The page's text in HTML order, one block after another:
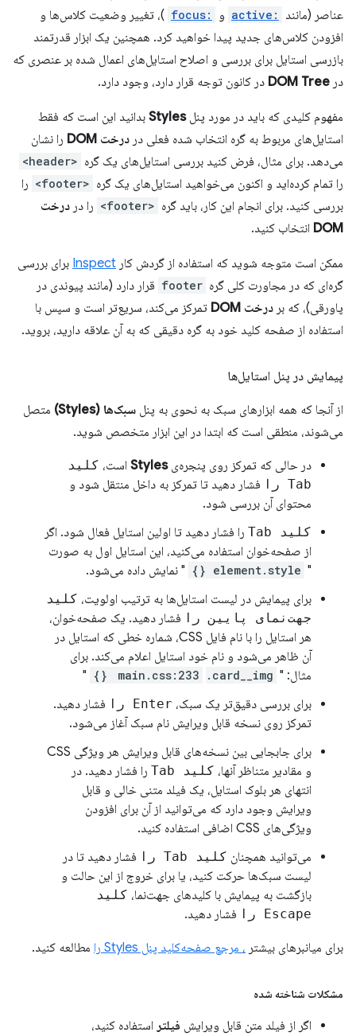
عناصر (مانند
:active و :focus
)، تغییر وضعیت کلاس‌ها و
افزودن کلاس‌های جدید پیدا خواهید کرد. همچنین یک ابزار قدرتمند
بازرسی استایل برای بررسی و اصلاح استایل‌های اعمال شده بر عنصری که
در DOM Tree در کانون توجه قرار دارد، وجود دارد.
مفهوم کلیدی که باید در مورد پنلStyles بدانید این است که فقط
استایل‌های مربوط به گره انتخاب شده فعلی در درخت DOM
را نشان
می‌دهد. برای مثال، فرض کنید بررسی استایل‌های یک گره <header>
را تمام کرده‌اید و اکنون می‌خواهید استایل‌های یک گره <footer>
را
بررسی کنید. برای انجام این کار، باید گره <footer> را در درخت
DOM انتخاب کنید.
ممکن است متوجه شوید که استفاده از گردش کار Inspect برای بررسی
گره‌ای که در مجاورت کلی گره footer قرار دارد (مانند پیوندی در
پاورقی)، که بر درخت DOM
تمرکز می‌کند، سریع‌تر است و سپس با
استفاده از صفحه کلید خود به گره دقیقی که به آن علاقه دارید، بروید.
پیمایش در پنل استایل‌ها
از آنجا که همه ابزارهای سبک به نحوی به پنل سبک‌ها (Styles)
متصل
می‌شوند، منطقی است که ابتدا در این ابزار متخصص شوید.
در حالی که تمرکز روی پنجره‌یStyles است، کلید
Tab را
فشار دهید تا تمرکز به داخل منتقل شود و
محتوای آن بررسی شود.
کلید Tab
را فشار دهید تا اولین استایل فعال شود. اگر
از صفحه‌خوان استفاده می‌کنید، این استایل اول به صورت
"
element.style {}
" نمایش داده می‌شود.
برای پیمایش در لیست استایل‌ها به ترتیب اولویت، کلید
جهت‌نمای پایین را فشار دهید. یک صفحه‌خوان،
هر استایل را با نام فایل CSS، شماره خطی که استایل در
آن ظاهر می‌شود و نام خود استایل اعلام می‌کند. برای
مثال: "
main.css:233 .card__img {}
"
برای بررسی دقیق‌تر یک سبک، Enter را
فشار دهید.
تمرکز روی نسخه قابل ویرایش نام سبک آغاز می‌شود.
برای جابجایی بین نسخه‌های قابل ویرایش هر ویژگی CSS
و مقادیر متناظر آنها، کلید Tab
را فشار دهید. در
انتهای هر بلوک استایل، یک فیلد متنی خالی و قابل
ویرایش وجود دارد که می‌توانید از آن برای افزودن
ویژگی‌های CSS اضافی استفاده کنید.
می‌توانید همچنان کلید Tab را
فشار دهید تا در
لیست سبک‌ها حرکت کنید، یا برای خروج از این حالت و
بازگشت به پیمایش با کلیدهای جهت‌نما، کلید
Escape را
فشار دهید.
برای میانبرهای بیشتر ، مرجع صفحه‌کلید پنل Styles را مطالعه کنید.
مشکلات شناخته شده
اگر از فیلد متن قابل ویرایش فیلتر استفاده کنید،